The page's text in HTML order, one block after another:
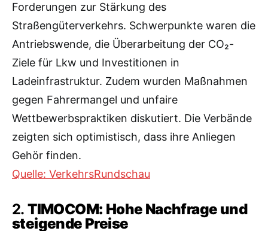
Forderungen zur Stärkung des
Straßengüterverkehrs. Schwerpunkte waren die
Antriebswende, die Überarbeitung der CO₂-
Ziele für Lkw und Investitionen in
Ladeinfrastruktur. Zudem wurden Maßnahmen
gegen Fahrermangel und unfaire
Wettbewerbspraktiken diskutiert. Die Verbände
zeigten sich optimistisch, dass ihre Anliegen
Gehör finden.
Quelle: VerkehrsRundschau
2.TIMOCOM: Hohe Nachfrage und
steigende Preise